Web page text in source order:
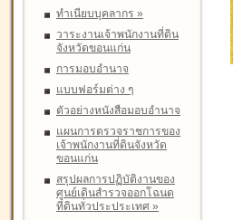
ทำเนียบบุคลากร »
วาระงานเจ้าพนักงานที่ดิน
จังหวัดขอนแก่น
การมอบอำนาจ
แบบฟอร์มต่าง ๆ
ตัวอย่างหนังสือมอบอำนาจ
แผนการตรวจราชการของ
เจ้าพนักงานที่ดินจังหวัด
ขอนแก่น
สรุปผลการปฏิบัติงานของ
ศูนย์เดินสำรวจออกโฉนด
ที่ดินทั่วประประเทศ »